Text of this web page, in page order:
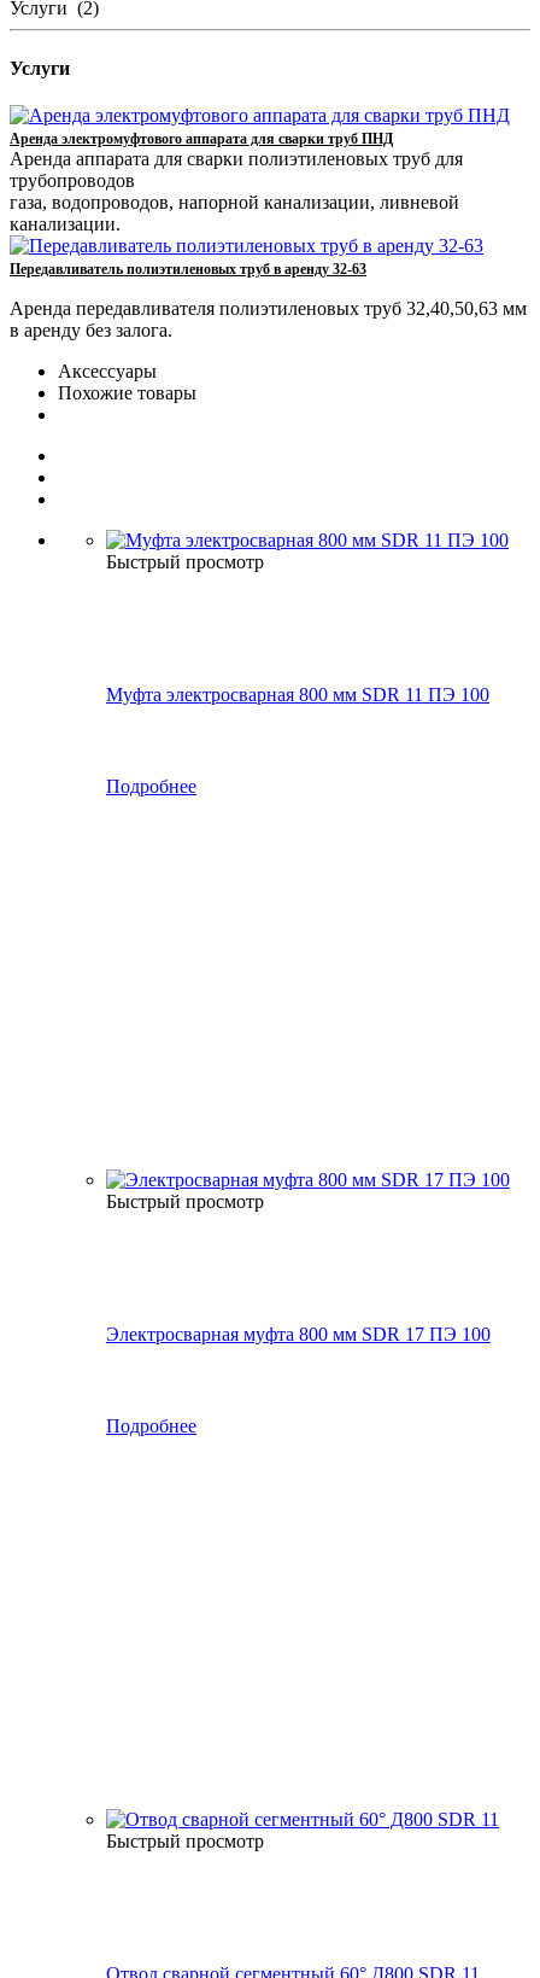
Услуги (2)
Услуги
Аренда электромуфтового аппарата для сварки труб ПНД
Аренда аппарата для сварки полиэтиленовых труб для
трубопроводов
газа, водопроводов, напорной канализации, ливневой
канализации.
Передавливатель полиэтиленовых труб в аренду 32-63
Аренда передавливателя полиэтиленовых труб 32,40,50,63 мм
в аренду без залога.
Аксессуары
Похожие товары
Быстрый просмотр
Муфта электросварная 800 мм SDR 11 ПЭ 100
Подробнее
Быстрый просмотр
Электросварная муфта 800 мм SDR 17 ПЭ 100
Подробнее
Быстрый просмотр
Отвод сварной сегментный 60° Д800 SDR 11